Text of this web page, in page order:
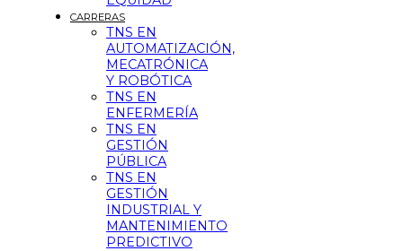
CARRERAS
TNS EN
AUTOMATIZACIÓN,
MECATRÓNICA
Y ROBÓTICA
TNS EN
ENFERMERÍA
TNS EN
GESTIÓN
PÚBLICA
TNS EN
GESTIÓN
INDUSTRIAL Y
MANTENIMIENTO
PREDICTIVO